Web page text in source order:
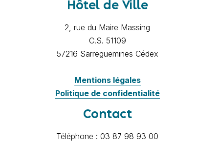
Hôtel de Ville
2, rue du Maire Massing
C.S. 51109
57216 Sarreguemines Cédex
Mentions légales
Politique de confidentialité
Contact
Téléphone : 03 87 98 93 00